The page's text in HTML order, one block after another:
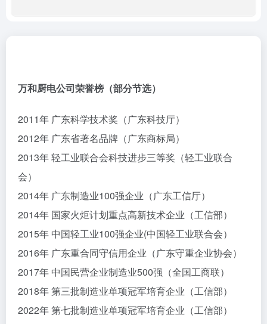
万和厨电公司荣誉榜（部分节选）
2011年 广东科学技术奖（广东科技厅）
2012年 广东省著名品牌（广东商标局）
2013年 轻工业联合会科技进步三等奖（轻工业联合
会）
2014年 广东制造业100强企业（广东工信厅）
2014年 国家火炬计划重点高新技术企业（工信部）
2015年 中国轻工业100强企业(中国轻工业联合会）
2016年 广东重合同守信用企业（广东守重企业协会）
2017年 中国民营企业制造业500强（全国工商联）
2018年 第三批制造业单项冠军培育企业（工信部）
2022年 第七批制造业单项冠军培育企业（工信部）